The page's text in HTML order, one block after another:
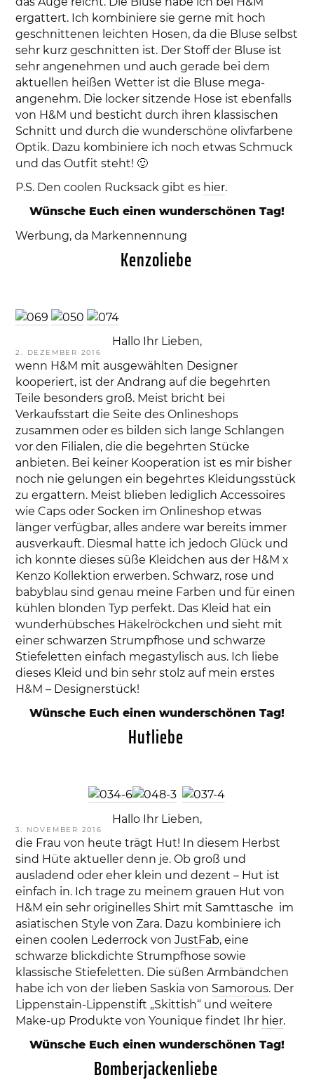
ergattert. Ich kombiniere sie gerne mit hoch
geschnittenen leichten Hosen, da die Bluse selbst
sehr kurz geschnitten ist. Der Stoff der Bluse ist
sehr angenehmen und auch gerade bei dem
aktuellen heißen Wetter ist die Bluse mega-
angenehm. Die locker sitzende Hose ist ebenfalls
von H&M und besticht durch ihren klassischen
Schnitt und durch die wunderschöne olivfarbene
Optik. Dazu kombiniere ich noch etwas Schmuck
und das Outfit steht! 🙂
P.S. Den coolen Rucksack gibt es hier.
Wünsche Euch einen wunderschönen Tag!
Werbung, da Markennennung
VERÖFFENTLICHT
AM
2. DEZEMBER 2016
Kenzoliebe
Hallo Ihr Lieben,
wenn H&M mit ausgewählten Designer
kooperiert, ist der Andrang auf die begehrten
Teile besonders groß. Meist bricht bei
Verkaufsstart die Seite des Onlineshops
zusammen oder es bilden sich lange Schlangen
vor den Filialen, die die begehrten Stücke
anbieten. Bei keiner Kooperation ist es mir bisher
noch nie gelungen ein begehrtes Kleidungsstück
zu ergattern. Meist blieben lediglich Accessoires
wie Caps oder Socken im Onlineshop etwas
länger verfügbar, alles andere war bereits immer
ausverkauft. Diesmal hatte ich jedoch Glück und
ich konnte dieses süße Kleidchen aus der H&M x
Kenzo Kollektion erwerben. Schwarz, rose und
babyblau sind genau meine Farben und für einen
kühlen blonden Typ perfekt. Das Kleid hat ein
wunderhübsches Häkelröckchen und sieht mit
einer schwarzen Strumpfhose und schwarze
Stiefeletten einfach megastylisch aus. Ich liebe
dieses Kleid und bin sehr stolz auf mein erstes
H&M – Designerstück!
Wünsche Euch einen wunderschönen Tag!
VERÖFFENTLICHT
AM
3. NOVEMBER 2016
Hutliebe
Hallo Ihr Lieben,
die Frau von heute trägt Hut! In diesem Herbst
sind Hüte aktueller denn je. Ob groß und
ausladend oder eher klein und dezent – Hut ist
einfach in. Ich trage zu meinem grauen Hut von
H&M ein sehr originelles Shirt mit Samttasche im
asiatischen Style von Zara. Dazu kombiniere ich
einen coolen Lederrock vonJustFab, eine
schwarze blickdichte Strumpfhose sowie
klassische Stiefeletten. Die süßen Armbändchen
habe ich von der lieben Saskia von Samorous. Der
Lippenstain-Lippenstift „Skittish“ und weitere
Make-up Produkte von Younique findet Ihr hier.
Wünsche Euch einen wunderschönen Tag!
Bomberjackenliebe